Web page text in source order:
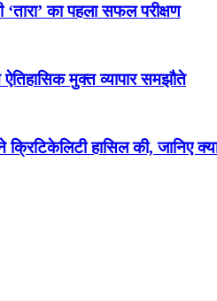
‘तारा’ का पहला सफल परीक्षण
मुक्त व्यापार समझौते
हासिल की, जानिए